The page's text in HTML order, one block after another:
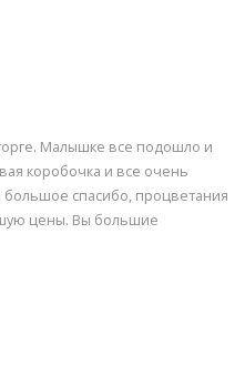
Малышке все подошло и
коробочка и все очень
спасибо, процветания
цены. Вы большие